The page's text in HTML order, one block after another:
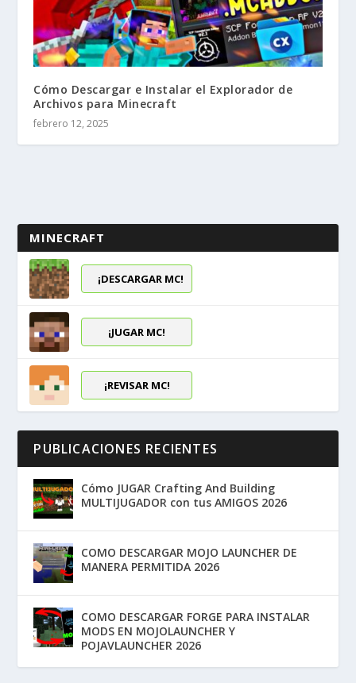
Cómo Descargar e Instalar el Explorador de
Archivos para Minecraft
febrero 12, 2025
MINECRAFT
¡DESCARGAR MC!
¡JUGAR MC!
¡REVISAR MC!
PUBLICACIONES RECIENTES
Cómo JUGAR Crafting And Building
MULTIJUGADOR con tus AMIGOS 2026
COMO DESCARGAR MOJO LAUNCHER DE
MANERA PERMITIDA 2026
COMO DESCARGAR FORGE PARA INSTALAR
MODS EN MOJOLAUNCHER Y
POJAVLAUNCHER 2026